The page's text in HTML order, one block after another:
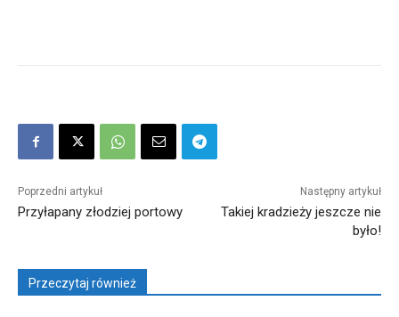
Poprzedni artykuł
Przyłapany złodziej portowy
Następny artykuł
Takiej kradzieży jeszcze nie
było!
Przeczytaj również